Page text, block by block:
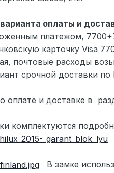
оплаты и
платежом,
карточку Visa
почтовые расходы
срочной доставки
оплате и доставке в
комплектуются
В замке